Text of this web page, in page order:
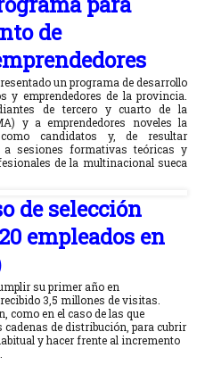
de
un programa de desarrollo
y emprendedores de la provincia.
de tercero y cuarto de la
y a emprendedores noveles la
candidatos y, de resultar
a sesiones formativas teóricas y
de la multinacional sueca
de selección
empleados en
su primer año en
3,5 millones de visitas.
como en el caso de las que
de distribución, para cubrir
y hacer frente al incremento